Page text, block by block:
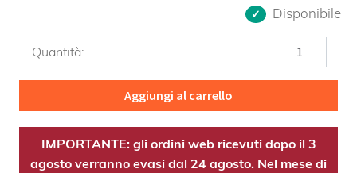
Disponibile
Quantità:
Cognimind
quantità
Aggiungi al carrello
IMPORTANTE: gli ordini web ricevuti dopo il 3
agosto verranno evasi dal 24 agosto. Nel mese di